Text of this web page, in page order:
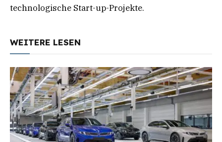
technologische Start-up-Projekte.
WEITERE LESEN